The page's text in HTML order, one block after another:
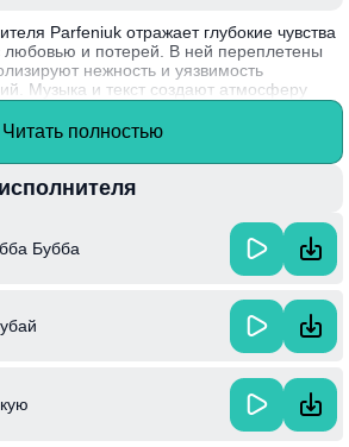
Parfeniuk отражает глубокие чувства
любовью и потерей. В ней переплетены
нежность и уязвимость
Музыка и текст создают атмосферу
слушателя задуматься о значимости
с близким человеком. Мелодия
и запоминающейся.
артист, продолжает
сцене и привносить в свои песни
что выделяет его среди коллег.
Читать полностью
Бубба